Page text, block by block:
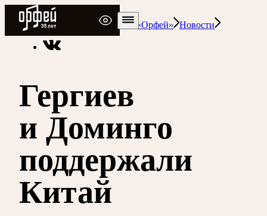
Радио Орфей
Радио классической музыки «Орфей»
Новости
Гергиев
и Доминго
поддержали
Китай